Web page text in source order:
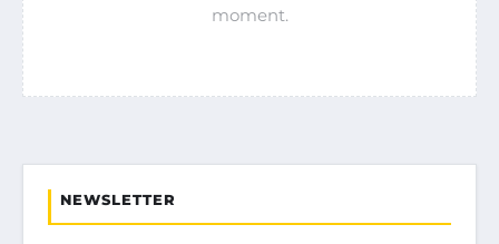
moment.
NEWSLETTER